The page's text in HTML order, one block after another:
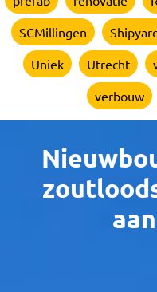
SCMillingen
Uniek
Utrecht
verbouw